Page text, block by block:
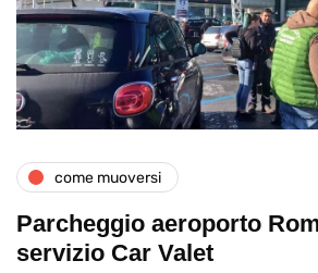
come muoversi
Parcheggio aeroporto
servizio Car Valet